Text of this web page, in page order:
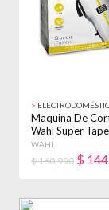
>
BELLEZA
Maquina De
Wahl Super
Profesional
Blanco
WAHL
$ 160,990 $